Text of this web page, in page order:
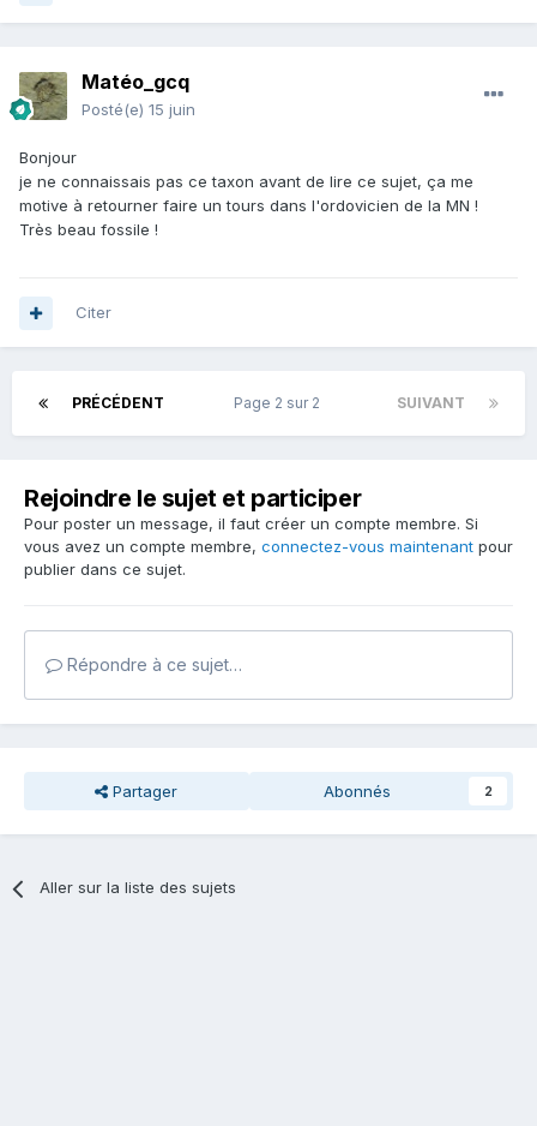
Matéo_gcq
Posté(e) 15 juin
Bonjour
je ne connaissais pas ce taxon avant de lire ce sujet, ça me
motive à retourner faire un tours dans l'ordovicien de la MN !
Très beau fossile !
Citer
PRÉCÉDENT SUIVANT
Page 2 sur 2
Rejoindre le sujet et participer
Pour poster un message, il faut créer un compte membre. Si
vous avez un compte membre, connectez-vous maintenant pour
publier dans ce sujet.
Répondre à ce sujet…
Partager Abonnés 2
Aller sur la liste des sujets